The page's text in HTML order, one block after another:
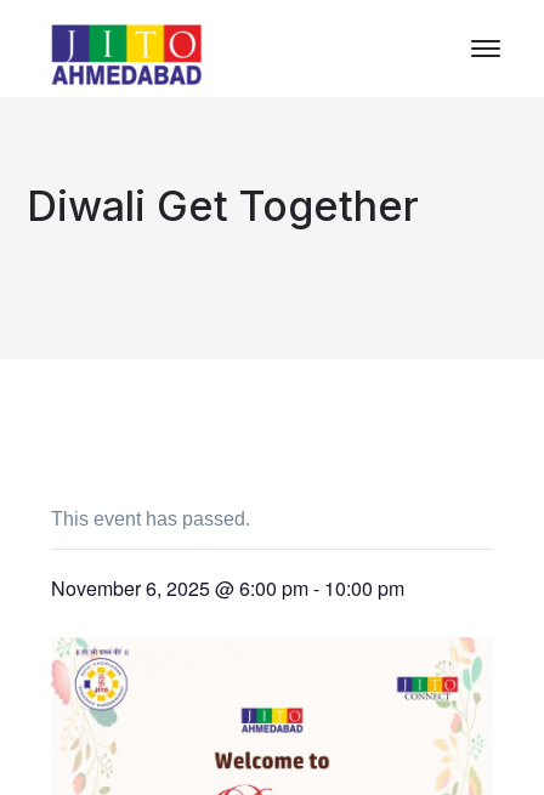
Diwali Get Together
This event has passed.
November 6, 2025 @ 6:00 pm- 10:00 pm